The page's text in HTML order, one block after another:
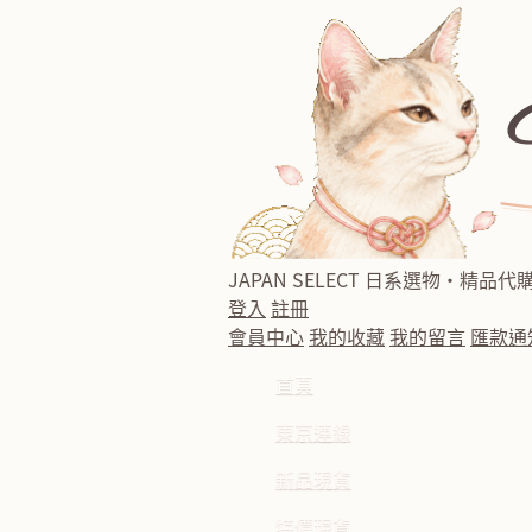
JAPAN SELECT 日系選物・精品代
登入 註冊
會員中心我的收藏我的留言 匯款
首頁
東京連線
新品現貨
特價現貨